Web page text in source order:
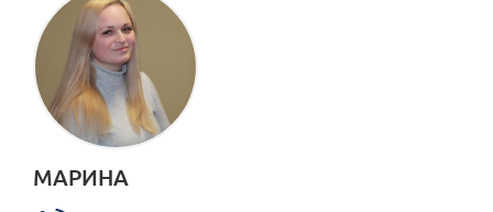
МАРИНА